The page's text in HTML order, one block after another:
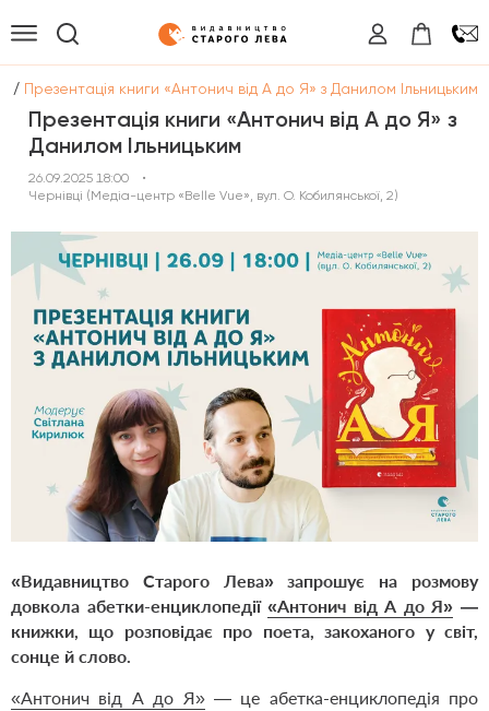
/ Презентація книги «Антонич від А до Я» з Данилом Ільницьким
Презентація книги «Антонич від А до Я» з
Данилом Ільницьким
26.09.2025 18:00
•
Чернівці (Медіа-центр «Belle Vue», вул. О. Кобилянської, 2)
«Видавництво Старого Лева» запрошує на розмову
довкола абетки-енциклопедії«Антонич від А до Я» —
книжки, що розповідає про поета, закоханого у світ,
сонце й слово.
«Антонич від А до Я»— це абетка-енциклопедія про